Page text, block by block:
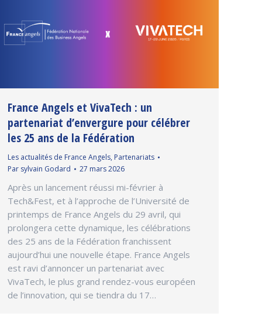
France Angels et VivaTech : un
partenariat d’envergure pour célébrer
les 25 ans de la Fédération
Les actualités de France Angels, Partenariats
Par sylvain Godard 27 mars 2026
Après un lancement réussi mi-février à
Tech&Fest, et à l’approche de l’Université de
printemps de France Angels du 29 avril, qui
prolongera cette dynamique, les célébrations
des 25 ans de la Fédération franchissent
aujourd’hui une nouvelle étape. France Angels
est ravi d’annoncer un partenariat avec
VivaTech, le plus grand rendez-vous européen
de l’innovation, qui se tiendra du 17…